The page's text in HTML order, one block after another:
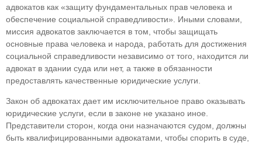
адвокатов как «защиту фундаментальных прав человека и
обеспечение социальной спра­ведливости». Иными словами,
миссия адвокатов заключается в том, чтобы защищать
основные права человека и народа, работать для достиже­ния
социальной справедливости независимо от того, находится ли
адвокат в здании суда или нет, а также в обязанности
предоставлять качествен­ные юридические услуги.
Закон об адвокатах дает им исключительное право оказывать
юридические услуги, если в зако­не не указано иное.
Представители сторон, когда они назначаются судом, должны
быть квалифи­цированными адвокатами, чтобы спорить в суде,